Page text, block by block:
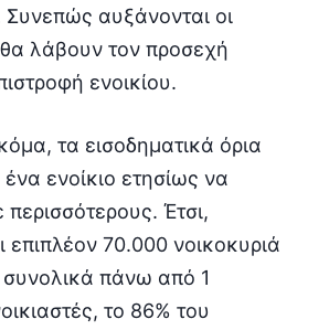
αυξάνονται οι
θα λάβουν τον προσεχή
ενοικίου.
τα εισοδηματικά όρια
ενοίκιο ετησίως να
περισσότερους. Έτσι,
επιπλέον 70.000 νοικοκυριά
συνολικά πάνω από 1
το 86% του